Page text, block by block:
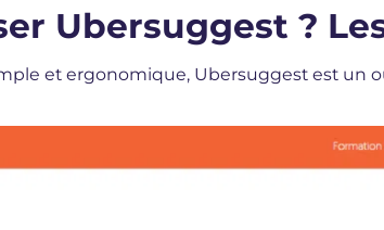
Ubersuggest ?
et ergonomique, Ubersuggest est un